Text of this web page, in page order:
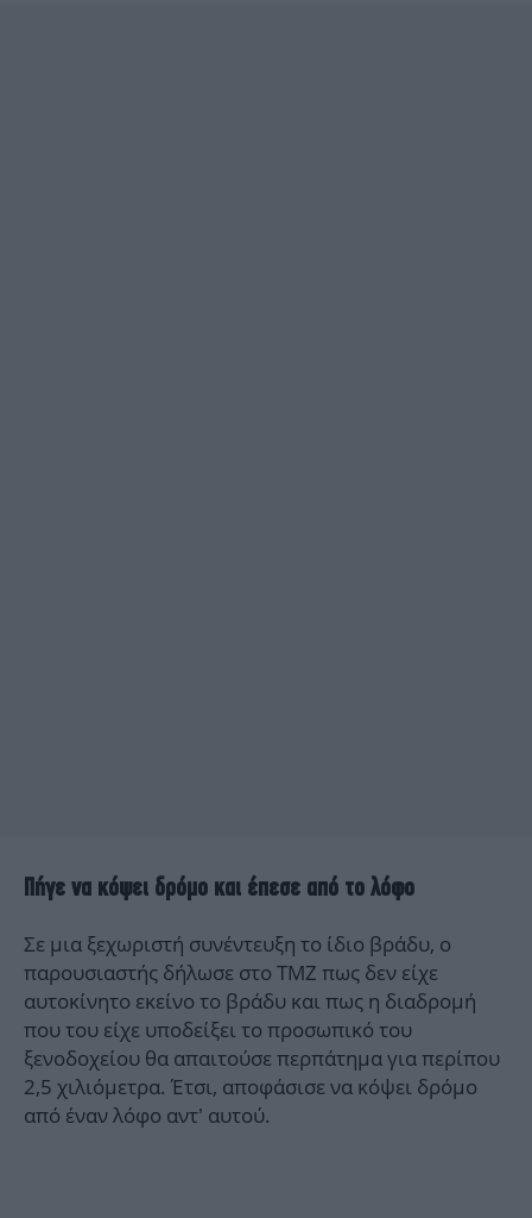
Πήγε να κόψει δρόμο και έπεσε από το λόφο
Σε μια ξεχωριστή συνέντευξη το ίδιο βράδυ, ο
παρουσιαστής δήλωσε στο TMZ πως δεν είχε
αυτοκίνητο εκείνο το βράδυ και πως η διαδρομή
που του είχε υποδείξει το προσωπικό του
ξενοδοχείου θα απαιτούσε περπάτημα για περίπου
2,5 χιλιόμετρα. Έτσι, αποφάσισε να κόψει δρόμο
από έναν λόφο αντ’ αυτού.